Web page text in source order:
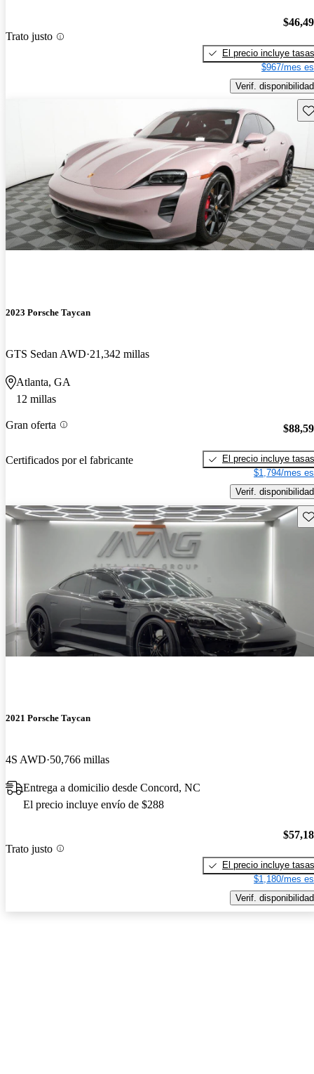
Trato justo
El precio incluye tasas
$967/mes
Verif. disponibilidad
2023 Porsche Taycan
GTS Sedan AWD 21,342 millas
Atlanta, GA
12 millas
Gran oferta
Certificados por el fabricante
El precio incluye tasas
$1,794/mes
Verif. disponibilidad
2021 Porsche Taycan
4S AWD 50,766 millas
Entrega a domicilio desde Concord, NC
El precio incluye envío de $288
Trato justo
El precio incluye tasas
$1,180/mes
Verif. disponibilidad